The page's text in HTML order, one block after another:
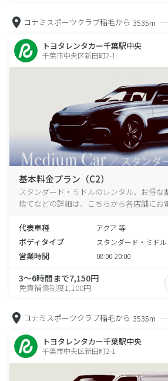
コナミスポーツクラブ稲毛から 3535m
トヨタレンタカー千葉駅中央
千葉市中央区新田町2-1
基本料金プラン（C2）
スタンダード・ミドルのレンタル、お得な
捨てなどの詳細は、こちらから各店舗にお
代表車種 アクア 等
ボディタイプ スタンダード・ミドル
営業時間 08:00-20:00
3～6時間まで7,150円
免責補償制度1,100円
コナミスポーツクラブ稲毛から 3535m
トヨタレンタカー千葉駅中央
千葉市中央区新田町2-1